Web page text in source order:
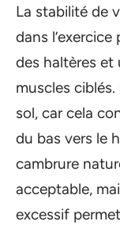
La stabilité de
dans
des haltères et
muscles
sol, car cela
du bas vers le
cambrure
acceptable,
excessif